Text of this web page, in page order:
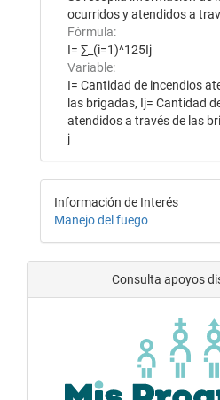
ocurridos y atendidos a
Fórmula:
I= ∑_(i=1)^125Ij
Variable:
I= Cantidad de incendios
las brigadas, Ij= Cantidad
atendidos a través de las
j
Información de Interés
Manejo del fuego
Consulta apoyos